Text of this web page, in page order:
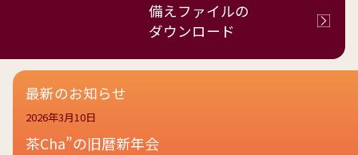
備えファイルの
ダウンロード
最新のお知らせ
2026年3月10日
茶Cha”の旧暦新年会